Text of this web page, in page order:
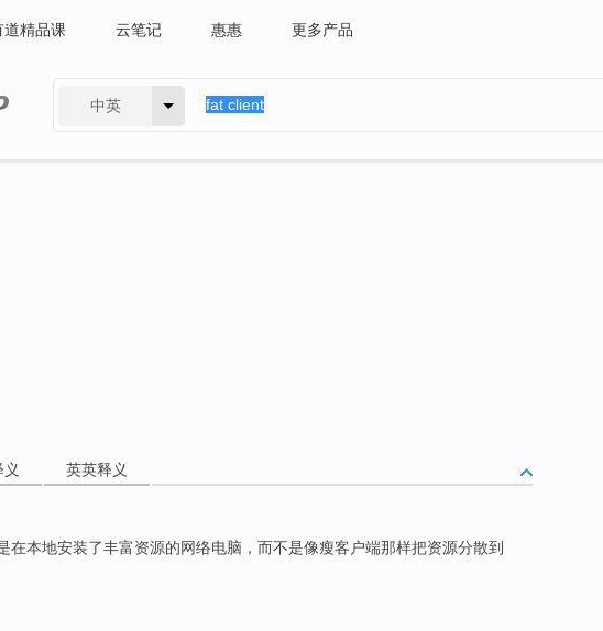
道精品课 云笔记 惠惠 更多产品
中英
英英释义
在本地安装了丰富资源的网络电脑，而不是像瘦客户端那样把资源分散到